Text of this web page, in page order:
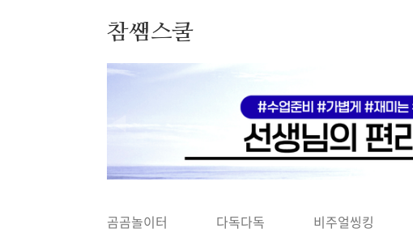
참쌤스쿨
◀
곰곰놀이터 다독다독 비주얼씽킹